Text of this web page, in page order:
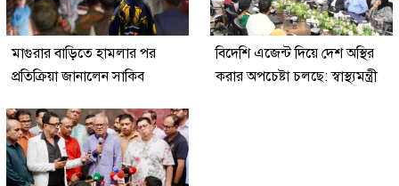
মাগুরার বাড়িতে হামলার পর
প্রতিক্রিয়া জানালেন সাকিব
বিদেশি এজেন্ট দিয়ে দেশ অস্থির
করার অপচেষ্টা চলছে: স্বাস্থ্যমন্ত্রী